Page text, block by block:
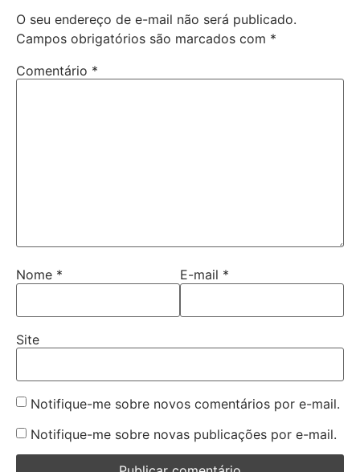
O seu endereço de e-mail não será publicado.
Campos obrigatórios são marcados com *
Comentário *
Nome * E-mail *
Site
Notifique-me sobre novos comentários por e-mail.
Notifique-me sobre novas publicações por e-mail.